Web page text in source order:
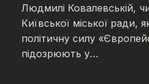
Людмилі Ковалевській,
Київської міської ради,
політичну силу
підозрюють у…